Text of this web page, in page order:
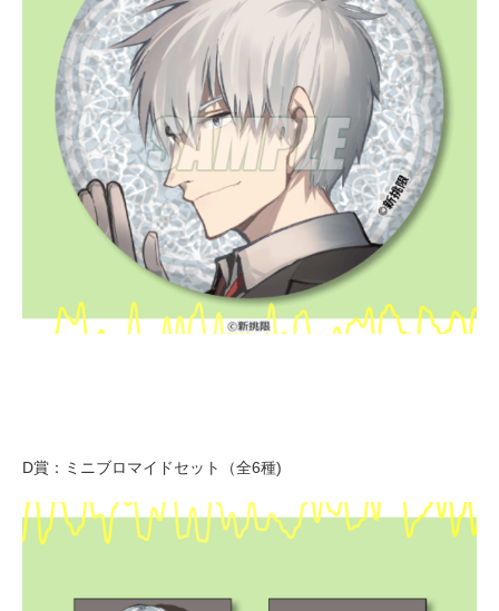
D賞：ミニブロマイドセット（全6種)